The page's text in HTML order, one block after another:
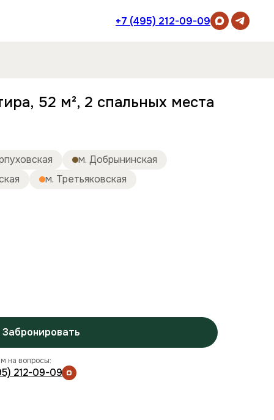
+7 (495) 212-09-09
м. Добрынинская
м. Третьяковская
52 м², 2 спальных места
Забронировать
на вопросы:
212-09-09